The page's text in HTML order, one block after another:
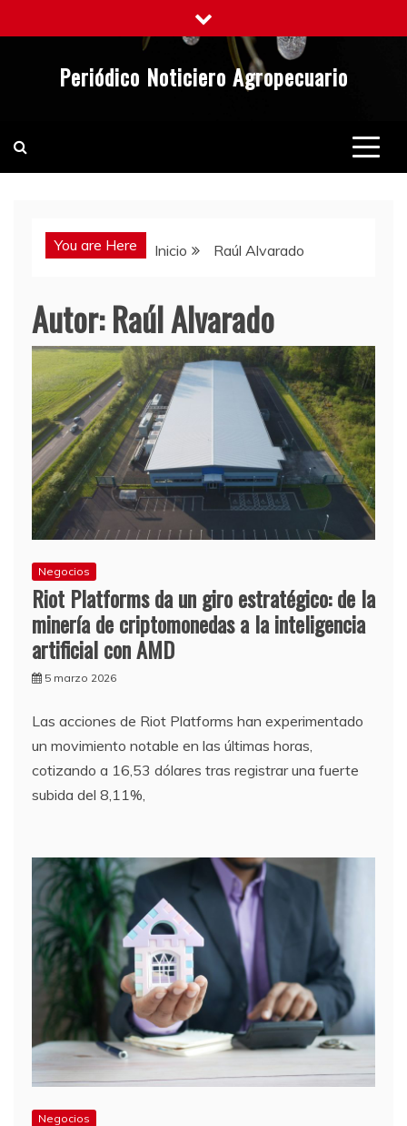
al
Periódico Noticiero Agropecuario
You are Here Inicio Raúl Alvarado
Autor:Raúl Alvarado
Negocios
Riot Platforms da un giro estratégico: de la
minería de criptomonedas a la inteligencia
artificial con AMD
5 marzo 2026
Las acciones de Riot Platforms han experimentado
un movimiento notable en las últimas horas,
cotizando a 16,53 dólares tras registrar una fuerte
subida del 8,11%,
Negocios